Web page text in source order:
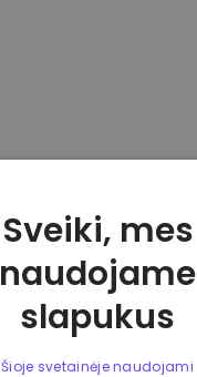
Sveiki, mes
naudojame
slapukus
Šioje svetainėje naudojami